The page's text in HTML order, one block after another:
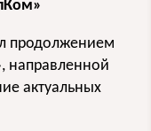
продолжением
направленной
актуальных